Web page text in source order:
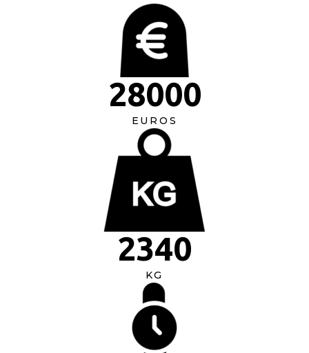
28000
EUROS
2340
KG